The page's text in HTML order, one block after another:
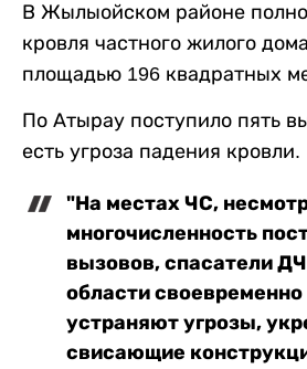
В Жылыойском районе
кровля частного жилого
площадью 196 квадратных
По Атырау поступило пять
есть угроза падения кровли.
"На местах ЧС,
многочисленность
вызовов, спасатели
области
устраняют угрозы,
свисающие